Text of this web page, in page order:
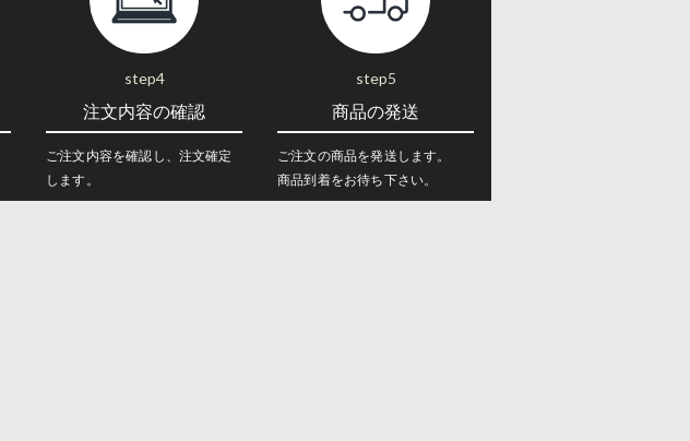
step4
注文内容の確認
ご注文内容を確認し、注文確定
します。
step5
商品の発送
ご注文の商品を発送します。
商品到着をお待ち下さい。